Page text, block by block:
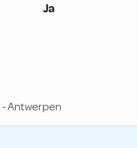
Ja
-Antwerpen